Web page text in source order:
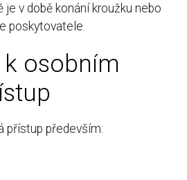
v době konání kroužku nebo
poskytovatele.
osobním
přístup především: